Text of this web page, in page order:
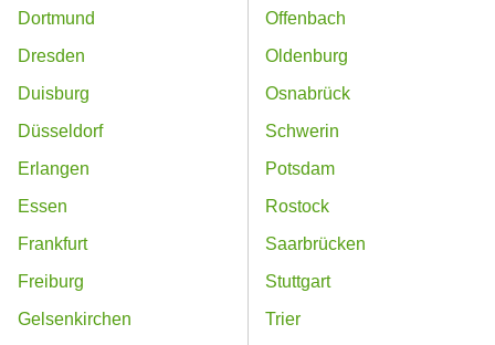
Dortmund
Dresden
Duisburg
Düsseldorf
Erlangen
Essen
Frankfurt
Freiburg
Gelsenkirchen
Offenbach
Oldenburg
Osnabrück
Schwerin
Potsdam
Rostock
Saarbrücken
Stuttgart
Trier